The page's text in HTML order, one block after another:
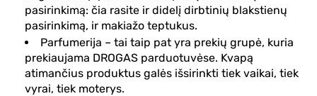
pasirinkimą: čia rasite ir didelį dirbtinių blakstienų
pasirinkimą, ir makiažo teptukus.
Parfumerija – tai taip pat yra prekių grupė, kuria
prekiaujama DROGAS parduotuvėse. Kvapą
atimančius produktus galės išsirinkti tiek vaikai, tiek
vyrai, tiek moterys.